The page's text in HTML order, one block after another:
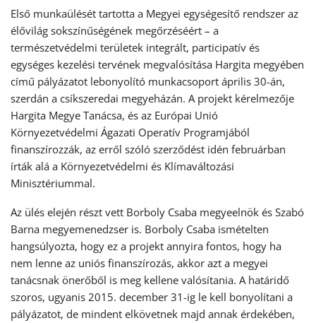
Első munkaülését tartotta a Megyei egységesítő rendszer az
élővilág sokszínűségének megőrzéséért – a
természetvédelmi területek integrált, participatív és
egységes kezelési tervének megvalósítása Hargita megyében
című pályázatot lebonyolító munkacsoport április 30-án,
szerdán a csíkszeredai megyeházán. A projekt kérelmezője
Hargita Megye Tanácsa, és az Európai Unió
Környezetvédelmi Ágazati Operatív Programjából
finanszírozzák, az erről szóló szerződést idén februárban
írták alá a Környezetvédelmi és Klímaváltozási
Minisztériummal.
Az ülés elején részt vett Borboly Csaba megyeelnök és Szabó
Barna megyemenedzser is. Borboly Csaba ismételten
hangsúlyozta, hogy ez a projekt annyira fontos, hogy ha
nem lenne az uniós finanszírozás, akkor azt a megyei
tanácsnak önerőből is meg kellene valósítania. A határidő
szoros, ugyanis 2015. december 31-ig le kell bonyolítani a
pályázatot, de mindent elkövetnek majd annak érdekében,